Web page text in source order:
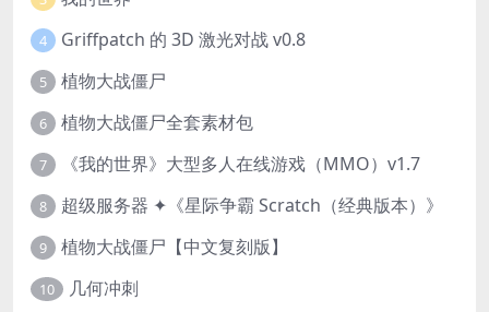
4 Griffpatch 的 3D 激光对战 v0.8
5 植物大战僵尸
6 植物大战僵尸全套素材包
7 《我的世界》大型多人在线游戏（MMO）v1.7
8 超级服务器 ✦《星际争霸 Scratch（经典版本）》
9 植物大战僵尸【中文复刻版】
10 几何冲刺